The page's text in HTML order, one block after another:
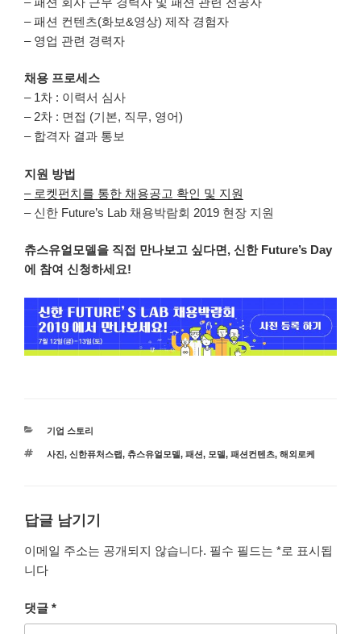
– 패션 컨텐츠(화보&영상) 제작 경험자
– 영업 관련 경력자
채용 프로세스
– 1차 : 이력서 심사
– 2차 : 면접 (기본, 직무, 영어)
– 합격자 결과 통보
지원 방법
– 로켓펀치를 통한 채용공고 확인 및 지원
– 신한 Future’s Lab 채용박람회 2019 현장 지원
츄스유얼모델을 직접 만나보고 싶다면, 신한 Future’s Day
에 참여 신청하세요!
카
고
기업 스토리
태
사진, 신한퓨처스랩, 츄스유얼모델, 패션, 모델, 패션컨텐츠, 해외로케
답글 남기기
이메일 주소는 공개되지 않습니다. 필수 필드는 *로 표시됩
니다
댓글 *